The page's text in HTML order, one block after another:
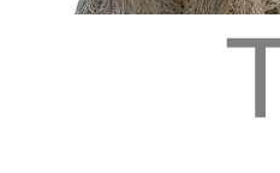
Tom Albrecht